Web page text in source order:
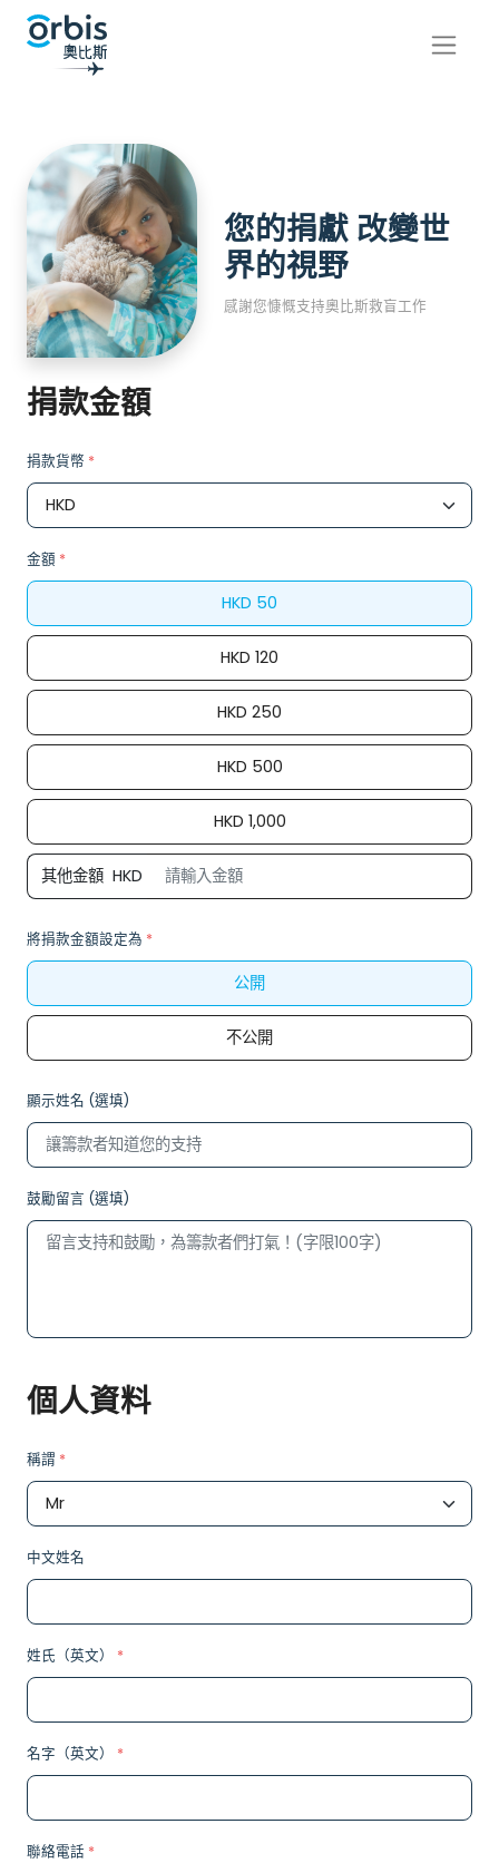
您的捐獻 改變世
界的視野
感謝您慷慨支持奧比斯救盲工作
捐款金額
捐款貨幣 *
金額 *
HKD 50
HKD 120
HKD 250
HKD 500
HKD 1,000
其他金額 HKD
將捐款金額設定為 *
公開
不公開
顯示姓名 (選填)
鼓勵留言 (選填)
個人資料
稱謂 *
中文姓名
姓氏（英文） *
名字（英文） *
聯絡電話 *